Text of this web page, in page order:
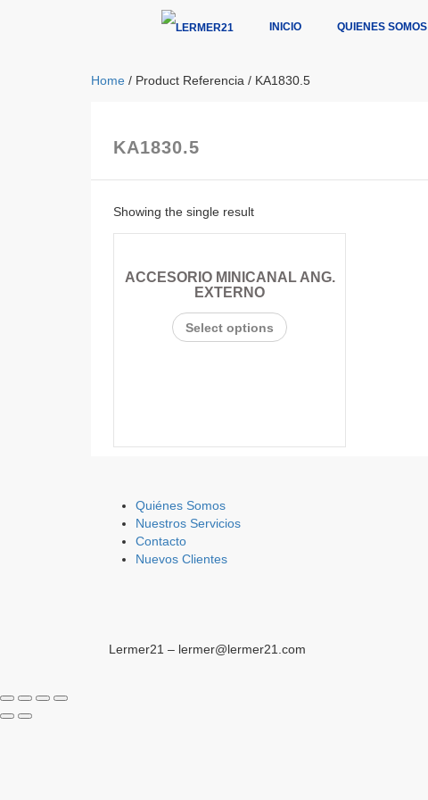
INICIO QUIENES SOMOS
Home / Product Referencia / KA1830.5
KA1830.5
Showing the single result
ACCESORIO MINICANAL ANG.
EXTERNO
Select options
Quiénes Somos
Nuestros Servicios
Contacto
Nuevos Clientes
Lermer21 – lermer@lermer21.com